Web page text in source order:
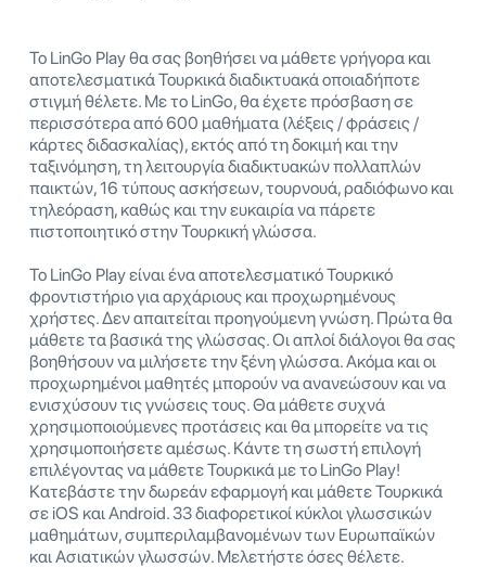
Το LinGo Play θα σας βοηθήσει να μάθετε γρήγορα και
αποτελεσματικά Τουρκικά διαδικτυακά οποιαδήποτε
στιγμή θέλετε. Με το LinGo, θα έχετε πρόσβαση σε
περισσότερα από 600 μαθήματα (λέξεις / φράσεις /
κάρτες διδασκαλίας), εκτός από τη δοκιμή και την
ταξινόμηση, τη λειτουργία διαδικτυακών πολλαπλών
παικτών, 16 τύπους ασκήσεων, τουρνουά, ραδιόφωνο και
τηλεόραση, καθώς και την ευκαιρία να πάρετε
πιστοποιητικό στην Τουρκική γλώσσα.
Το LinGo Play είναι ένα αποτελεσματικό Τουρκικό
φροντιστήριο για αρχάριους και προχωρημένους
χρήστες. Δεν απαιτείται προηγούμενη γνώση. Πρώτα θα
μάθετε τα βασικά της γλώσσας. Οι απλοί διάλογοι θα σας
βοηθήσουν να μιλήσετε την ξένη γλώσσα. Ακόμα και οι
προχωρημένοι μαθητές μπορούν να ανανεώσουν και να
ενισχύσουν τις γνώσεις τους. Θα μάθετε συχνά
χρησιμοποιούμενες προτάσεις και θα μπορείτε να τις
χρησιμοποιήσετε αμέσως. Κάντε τη σωστή επιλογή
επιλέγοντας να μάθετε Τουρκικά με το LinGo Play!
Κατεβάστε την δωρεάν εφαρμογή και μάθετε Τουρκικά
σε iOS και Android. 33 διαφορετικοί κύκλοι γλωσσικών
μαθημάτων, συμπεριλαμβανομένων των Ευρωπαϊκών
και Ασιατικών γλωσσών. Μελετήστε όσες θέλετε.